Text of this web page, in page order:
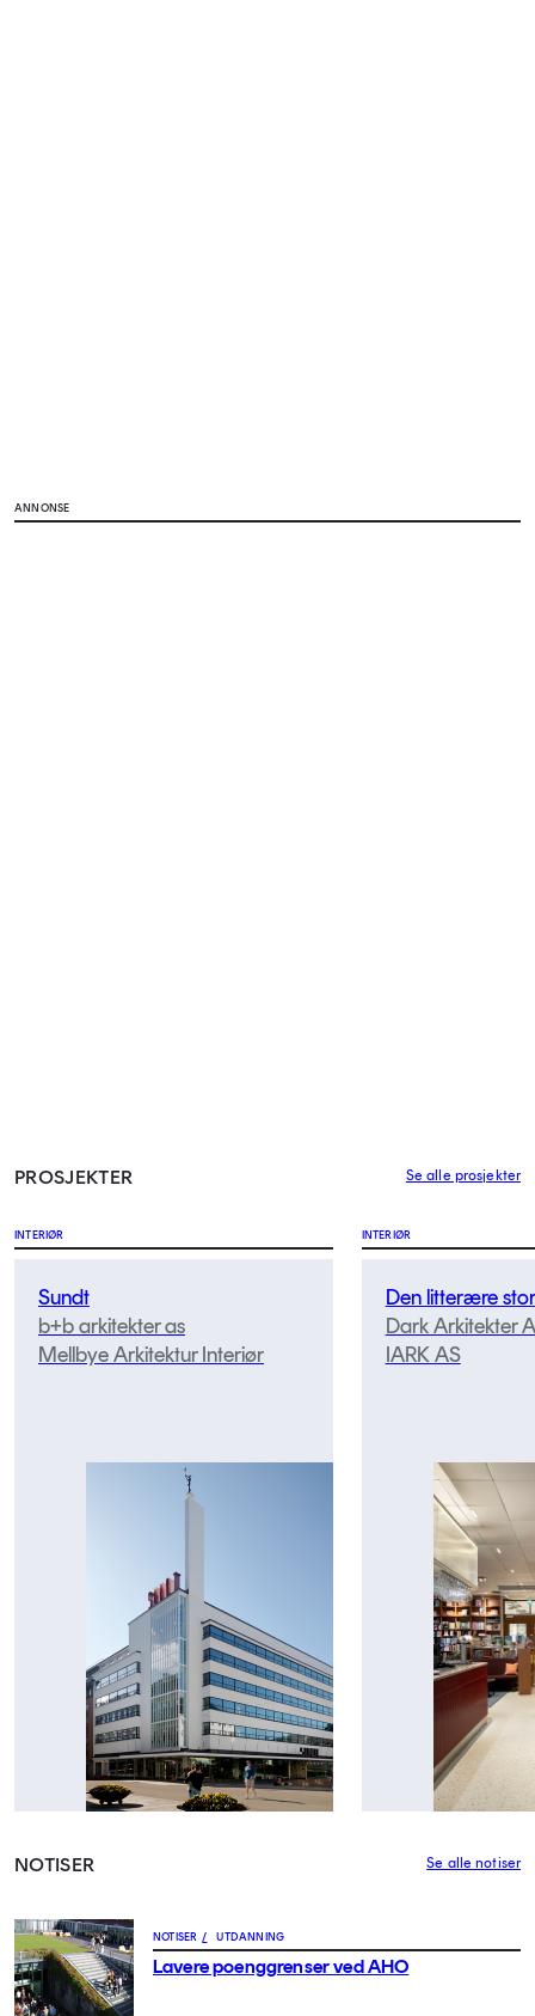
ANNONSE
PROSJEKTER Se alle prosjekter
INTERIØR
Sundt
b+b arkitekter as
Mellbye Arkitektur Interiør
INTERIØR
Den litterære
Dark Arkitekter
IARK AS
NOTISER Se alle notiser
NOTISER / UTDANNING
Lavere poenggrenser ved AHO